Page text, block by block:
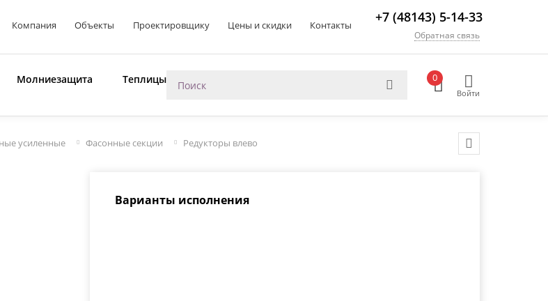
Компания Объекты Проектировщику Цены и скидки Контакты
+7 (48143) 5-14-33
Обратная связь
Молниезащита Теплицы 0
Войти
усиленные Фасонные секции Редукторы влево
Варианты исполнения